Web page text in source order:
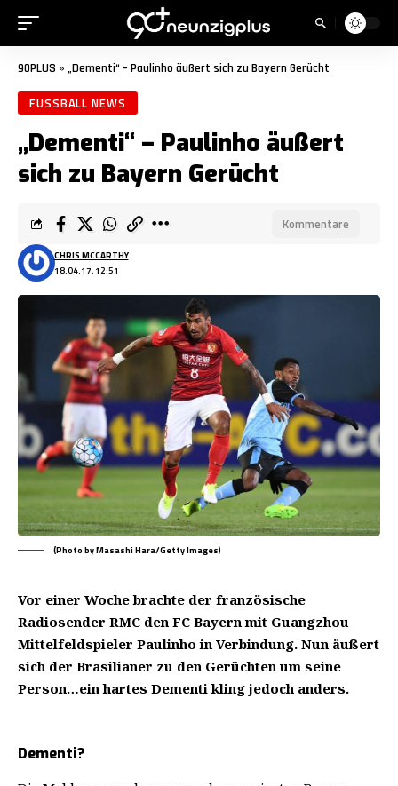
90PLUS » „Dementi“ – Paulinho äußert sich zu Bayern Gerücht
FUSSBALL NEWS
„Dementi“ – Paulinho äußert
sich zu Bayern Gerücht
18.04.17, 12:51
CHRIS MCCARTHY
Kommentare
(Photo by Masashi Hara/Getty Images)
Vor einer Woche brachte der französische
Radiosender RMC den FC Bayern mit Guangzhou
Mittelfeldspieler Paulinho in Verbindung. Nun äußert
sich der Brasilianer zu den Gerüchten um seine
Person…ein hartes Dementi kling jedoch anders.
Dementi?